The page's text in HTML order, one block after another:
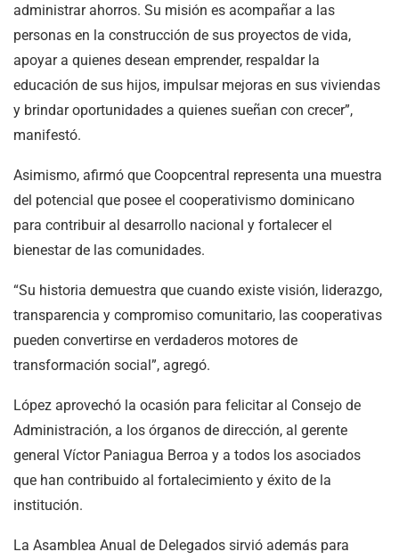
administrar ahorros. Su misión es acompañar a las
personas en la construcción de sus proyectos de vida,
apoyar a quienes desean emprender, respaldar la
educación de sus hijos, impulsar mejoras en sus viviendas
y brindar oportunidades a quienes sueñan con crecer”,
manifestó.
Asimismo, afirmó que Coopcentral representa una muestra
del potencial que posee el cooperativismo dominicano
para contribuir al desarrollo nacional y fortalecer el
bienestar de las comunidades.
“Su historia demuestra que cuando existe visión, liderazgo,
transparencia y compromiso comunitario, las cooperativas
pueden convertirse en verdaderos motores de
transformación social”, agregó.
López aprovechó la ocasión para felicitar al Consejo de
Administración, a los órganos de dirección, al gerente
general Víctor Paniagua Berroa y a todos los asociados
que han contribuido al fortalecimiento y éxito de la
institución.
La Asamblea Anual de Delegados sirvió además para